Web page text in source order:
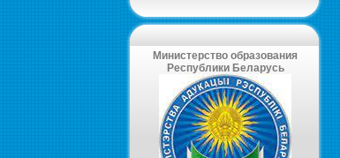
Министерство образования
Республики Беларусь